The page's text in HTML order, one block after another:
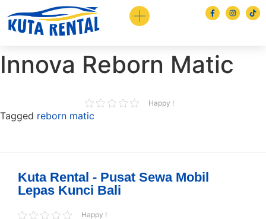
Innova Reborn Matic
Happy !
Tagged reborn matic
Kuta Rental - Pusat Sewa Mobil
Lepas Kunci Bali
Happy !